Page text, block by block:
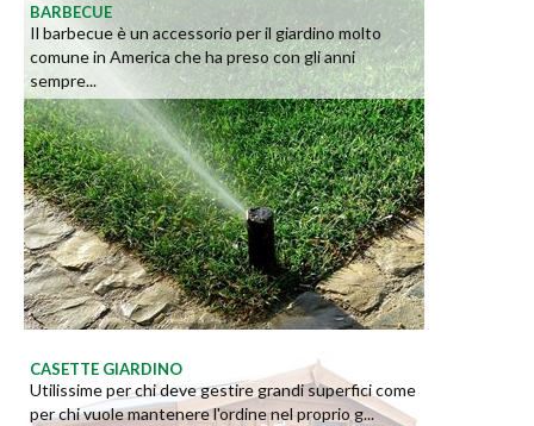
BARBECUE
Il barbecue è un accessorio per il giardino molto
comune in America che ha preso con gli anni
sempre...
CASETTE GIARDINO
Utilissime per chi deve gestire grandi superfici come
per chi vuole mantenere l'ordine nel proprio g...